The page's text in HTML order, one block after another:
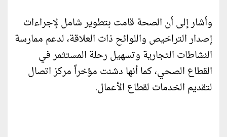
وأشار إلى أن الصحة قامت بتطوير شامل لإجراءات
إصدار التراخيص واللوائح ذات العلاقة، لدعم ممارسة
النشاطات التجارية وتسهيل رحلة المستثمر في
القطاع الصحي، كما أنها دشنت مؤخراً مركز اتصال
لتقديم الخدمات لقطاع الأعمال.